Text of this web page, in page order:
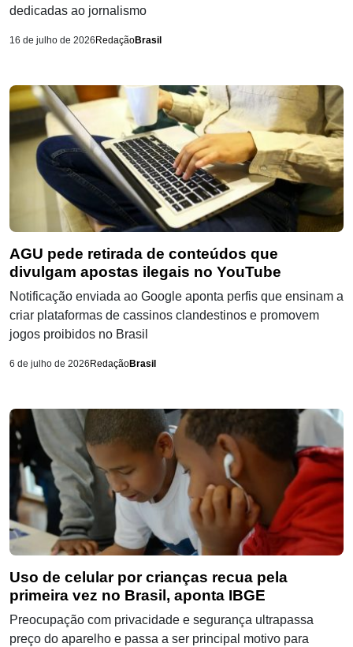
dedicadas ao jornalismo
16 de julho de 2026 RedaçãoBrasil
AGU pede retirada de conteúdos que
divulgam apostas ilegais no YouTube
Notificação enviada ao Google aponta perfis que ensinam a
criar plataformas de cassinos clandestinos e promovem
jogos proibidos no Brasil
6 de julho de 2026 RedaçãoBrasil
Uso de celular por crianças recua pela
primeira vez no Brasil, aponta IBGE
Preocupação com privacidade e segurança ultrapassa
preço do aparelho e passa a ser principal motivo para